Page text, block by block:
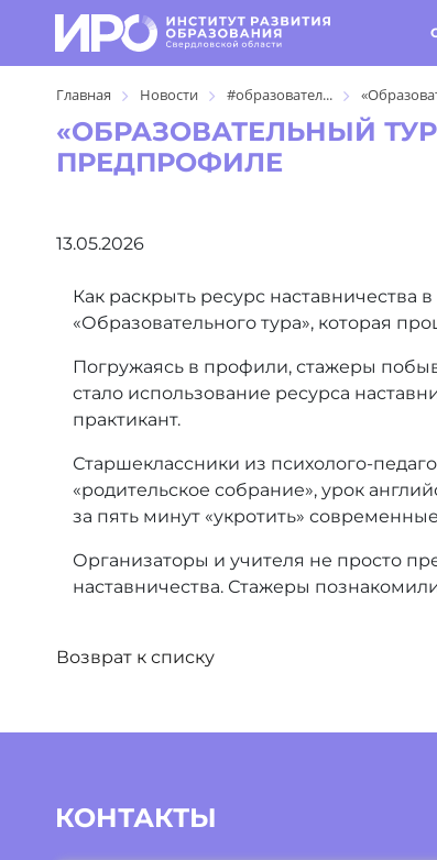
Главная Новости #образовател...
«ОБРАЗОВАТЕЛЬНЫЙ
ПРЕДПРОФИЛЕ
13.05.2026
Как раскрыть ресурс
«Образовательного тура», которая
Погружаясь в профили, стажеры
стало использование ресурса
практикант.
Старшеклассники из психолого-
«родительское собрание», урок
за пять минут «укротить»
Организаторы и учителя не просто
наставничества. Стажеры
Возврат к списку
КОНТАКТЫ